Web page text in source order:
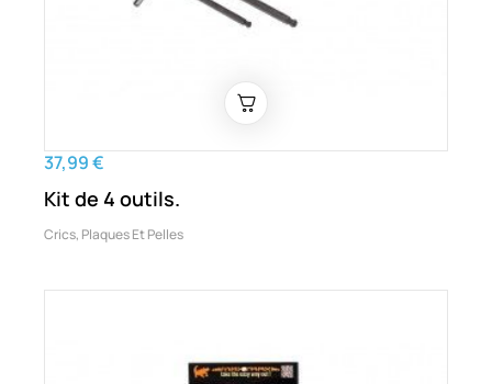
37,99 €
Kit de 4 outils.
Crics, Plaques Et Pelles